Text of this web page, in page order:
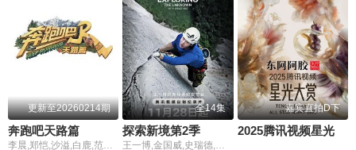
更新至20260214期
奔跑吧天路篇
李晨,郑恺,沙溢,白鹿,范丞丞,宋雨琦,张真源,李昀锐,敖瑞鹏,翟子路,王楚然,徐志胜,沈羽洁
全14集
探索新境第2季
王一博,金国威,史瑞德,周鹏
嘉宾直拍D下
2025腾讯视频星光大赏